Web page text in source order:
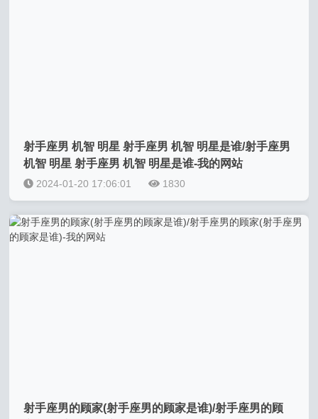
射手座男 机智 明星 射手座男 机智 明星是谁/射手座男
机智 明星 射手座男 机智 明星是谁-我的网站
2024-01-20 17:06:01 1830
射手座男的顾家(射手座男的顾家是谁)/射手座男的顾